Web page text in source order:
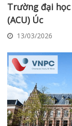
Trường đại
(ACU) Úc
13/03/2026